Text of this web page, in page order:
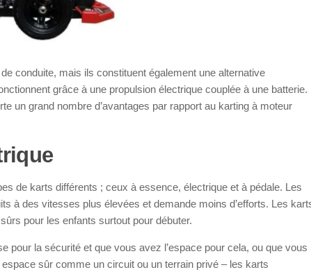
conduite, mais ils constituent également une alternative
grâce à une propulsion électrique couplée à une batterie.
un grand nombre d’avantages par rapport au karting à moteur
de karts différents ; ceux à essence, électrique et à pédale. Les
à des vitesses plus élevées et demande moins d’efforts. Les
pour les enfants surtout pour débuter.
pour la sécurité et que vous avez l’espace pour cela, ou que vous
sûr comme un circuit ou un terrain privé – les karts